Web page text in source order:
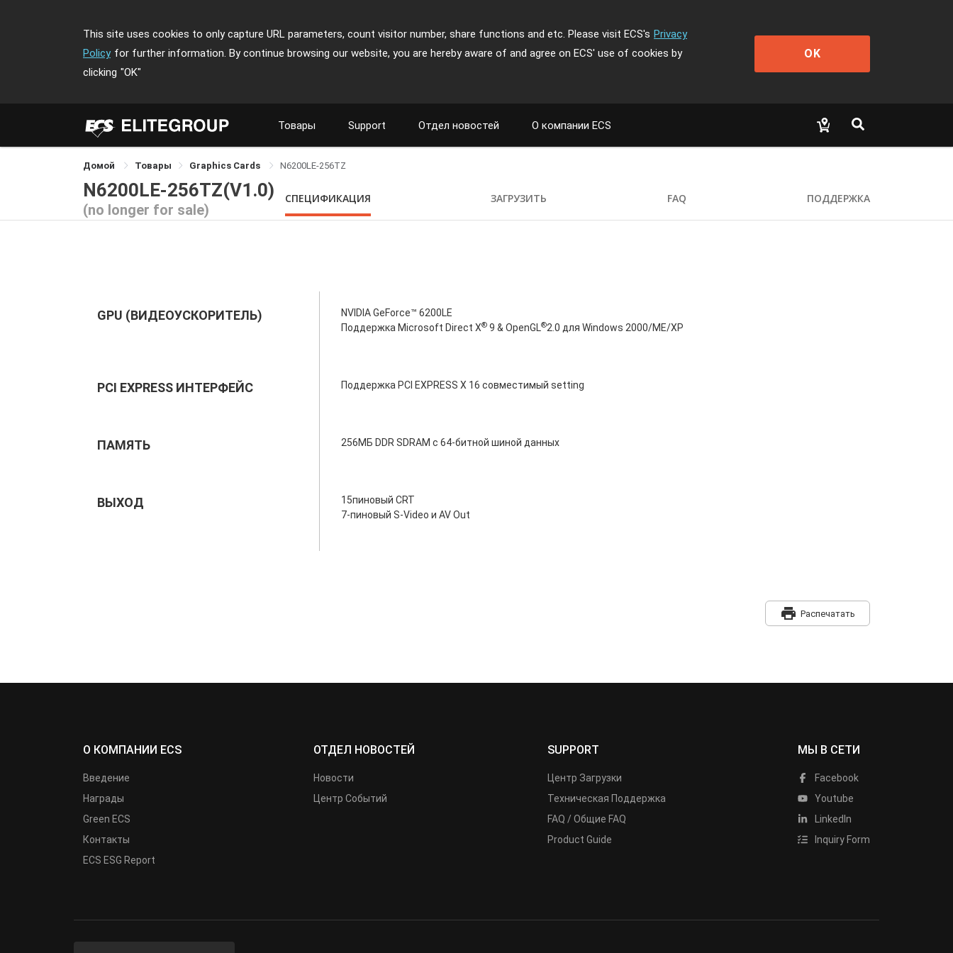
This site uses cookies to only capture URL parameters, count visitor number, share functions and etc. Please visit ECS's Privacy
Policy for further information. By continue browsing our website, you are hereby aware of and agree on ECS' use of cookies by
clicking "OK"
OK
Товары Support Отдел новостей О компании ECS
Домой Товары Graphics Cards N6200LE-256TZ
N6200LE-256TZ(V1.0)
(no longer for sale)
СПЕЦИФИКАЦИЯ ЗАГРУЗИТЬ FAQ ПОДДЕРЖКА
GPU (ВИДЕОУСКОРИТЕЛЬ)
NVIDIA GeForce™ 6200LE
Поддержка Microsoft Direct X® 9 & OpenGL®2.0 для Windows 2000/ME/XP
PCI EXPRESS ИНТЕРФЕЙС Поддержка PCI EXPRESS X 16 совместимый setting
ПАМЯТЬ 256МБ DDR SDRAM с 64-битной шиной данных
ВЫХОД
15пиновый CRT
7-пиновый S-Video и AV Out
print Распечатать
О КОМПАНИИ ECS
Введение
Награды
Green ECS
Контакты
ECS ESG Report
ОТДЕЛ НОВОСТЕЙ
Новости
Центр Событий
SUPPORT
Центр Загрузки
Техническая Поддержка
FAQ / Общие FAQ
Product Guide
МЫ В СЕТИ
Facebook
Youtube
LinkedIn
Inquiry Form